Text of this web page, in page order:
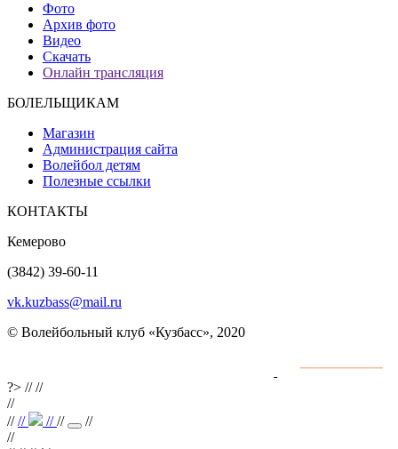
Фото
Архив фото
Видео
Скачать
Онлайн трансляция
БОЛЕЛЬЩИКАМ
Магазин
Администрация сайта
Волейбол детям
Полезные ссылки
КОНТАКТЫ
Кемерово
(3842) 39-60-11
vk.kuzbass@mail.ru
© Волейбольный клуб «Кузбасс», 2020
?> ////
//
//// ////
//
//